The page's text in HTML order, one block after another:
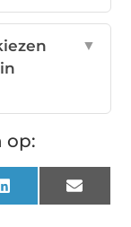
▼
op:
LinkedIn Email